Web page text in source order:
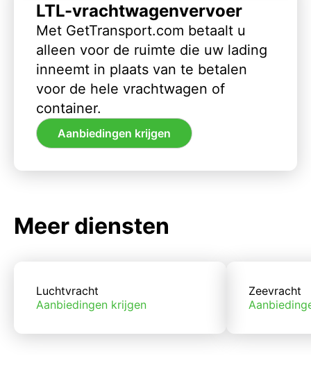
LTL-vrachtwagenvervoer
Met GetTransport.com betaalt u
alleen voor de ruimte die uw lading
inneemt in plaats van te betalen
voor de hele vrachtwagen of
container.
Aanbiedingen krijgen
Meer diensten
Luchtvracht
Aanbiedingen krijgen
Zeevracht